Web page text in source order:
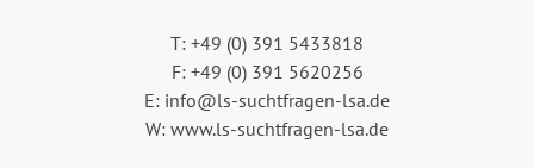
T: +49 (0) 391 5433818
F: +49 (0) 391 5620256
E: info@ls-suchtfragen-lsa.de
W: www.ls-suchtfragen-lsa.de